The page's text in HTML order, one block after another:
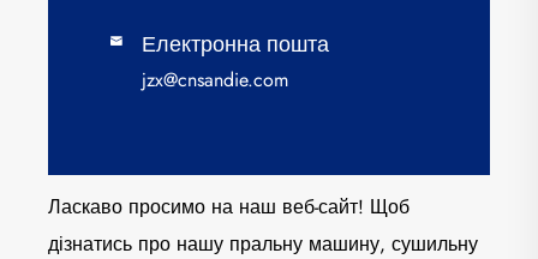
 Електронна пошта
jzx@cnsandie.com
Ласкаво просимо на наш веб-сайт! Щоб
дізнатись про нашу пральну машину, сушильну